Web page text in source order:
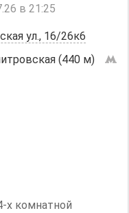
Депозит
Стиральная
в 21:25
ул., 16/26к6
(440 м)
х комнатной